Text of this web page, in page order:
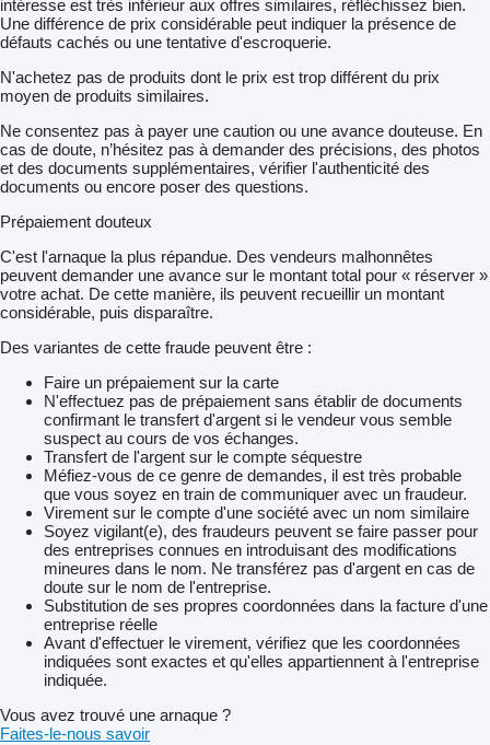
intéresse est très inférieur aux offres similaires, réfléchissez bien.
Une différence de prix considérable peut indiquer la présence de
défauts cachés ou une tentative d'escroquerie.
N'achetez pas de produits dont le prix est trop différent du prix
moyen de produits similaires.
Ne consentez pas à payer une caution ou une avance douteuse. En
cas de doute, n’hésitez pas à demander des précisions, des photos
et des documents supplémentaires, vérifier l'authenticité des
documents ou encore poser des questions.
Prépaiement douteux
C'est l'arnaque la plus répandue. Des vendeurs malhonnêtes
peuvent demander une avance sur le montant total pour « réserver »
votre achat. De cette manière, ils peuvent recueillir un montant
considérable, puis disparaître.
Des variantes de cette fraude peuvent être :
Faire un prépaiement sur la carte
N'effectuez pas de prépaiement sans établir de documents
confirmant le transfert d'argent si le vendeur vous semble
suspect au cours de vos échanges.
Transfert de l'argent sur le compte séquestre
Méfiez-vous de ce genre de demandes, il est très probable
que vous soyez en train de communiquer avec un fraudeur.
Virement sur le compte d'une société avec un nom similaire
Soyez vigilant(e), des fraudeurs peuvent se faire passer pour
des entreprises connues en introduisant des modifications
mineures dans le nom. Ne transférez pas d'argent en cas de
doute sur le nom de l'entreprise.
Substitution de ses propres coordonnées dans la facture d'une
entreprise réelle
Avant d'effectuer le virement, vérifiez que les coordonnées
indiquées sont exactes et qu'elles appartiennent à l'entreprise
indiquée.
Vous avez trouvé une arnaque ?
Faites-le-nous savoir